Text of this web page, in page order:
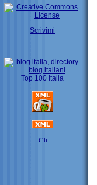
Scrivimi